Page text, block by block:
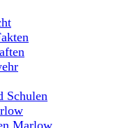
Schulen
Marlow